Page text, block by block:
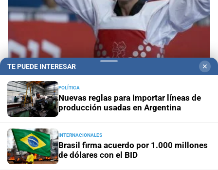
Taekwondo en los Juegos Suramericanos 2026,
una disciplina que acerca a los atletas al sueño
olímpico
TE PUEDE INTERESAR ✕
POLÍTICA
Nuevas reglas para importar líneas de
producción usadas en Argentina
INTERNACIONALES
Brasil firma acuerdo por 1.000 millones
de dólares con el BID